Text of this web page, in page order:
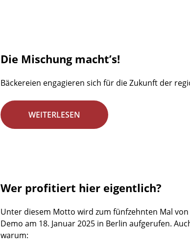
Die Mischung macht’s!
Bäckereien engagieren sich für die Zukunft der
WEITERLESEN
Wer profitiert hier eigentlich?
Unter diesem Motto wird zum fünfzehnten Mal
Demo am 18. Januar 2025 in Berlin aufgerufen.
warum: